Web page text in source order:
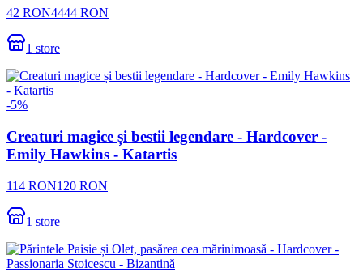
42 RON4444 RON
1 store
-5%
Creaturi magice și bestii legendare - Hardcover -
Emily Hawkins - Katartis
114 RON120 RON
1 store